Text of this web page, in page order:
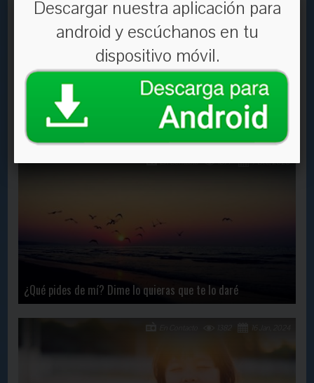
El que guarda tu alma
¿Qué pides de mí? Dime lo quieras que te lo daré
7 Dec, 2020
1877
En Contacto
16 Jan, 2024
1382
Descargar nuestra aplicación para
android y escúchanos en tu
dispositivo móvil.